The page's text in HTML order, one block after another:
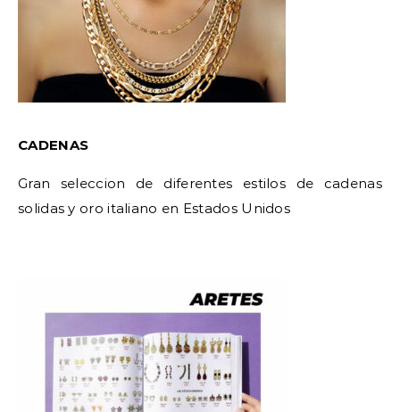
CADENAS
Gran seleccion de diferentes estilos de cadenas
solidas y oro italiano en Estados Unidos